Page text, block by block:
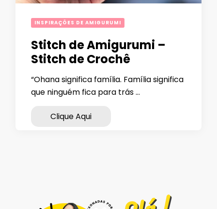
INSPIRAÇÕES DE AMIGURUMI
Stitch de Amigurumi –
Stitch de Crochê
“Ohana significa família. Família significa
que ninguém fica para trás …
Clique Aqui